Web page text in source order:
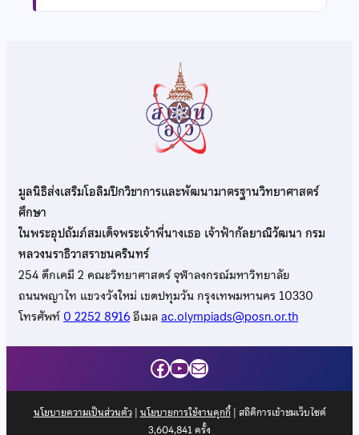
มูลนิธิส่งเสริมโอลิมปิกวิชาการและพัฒนามาตรฐานวิทยาศาสตร์
ศึกษา
ในพระอุปถัมภ์สมเด็จพระเจ้าพี่นางเธอ เจ้าฟ้ากัลยาณิวัฒนา กรม
หลวงนราธิวาสราชนครินทร์
254 ตึกเคมี 2 คณะวิทยาศาสตร์ จุฬาลงกรณ์มหาวิทยาลัย
ถนนพญาไท แขวงวังใหม่ เขตปทุมวัน กรุงเทพมหานคร 10330
โทรศัพท์0 2252 8916อีเมลac.olympiads@posn.or.th
Facebook
YouTube
Mail
นโยบายความเป็นส่วนตัว| นโยบายการใช้งานคุกกี้| สถิติการเข้าชมเว็บไซต์
3,604,841ครั้ง